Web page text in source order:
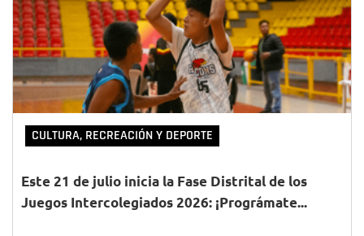
CULTURA, RECREACIÓN Y DEPORTE
Este 21 de julio inicia la Fase Distrital de los
Juegos Intercolegiados 2026: ¡Prográmate...